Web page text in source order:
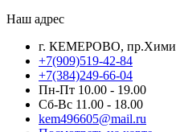
Наш адрес
г. КЕМЕРОВО,
+7(909)519-42-84
+7(384)249-66-04
Пн-Пт 10.00 - 19.00
Сб-Вс 11.00 - 18.00
kem496605@mail.ru